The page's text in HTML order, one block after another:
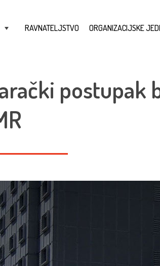
RAVNATELJSTVO ORGANIZACIJSKE
postupak